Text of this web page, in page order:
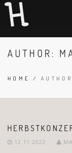
AUTHOR:
HOME /
12.11.2022